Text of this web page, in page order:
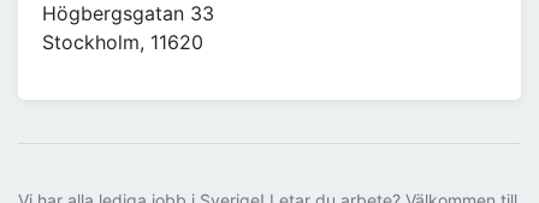
Högbergsgatan 33
Stockholm, 11620